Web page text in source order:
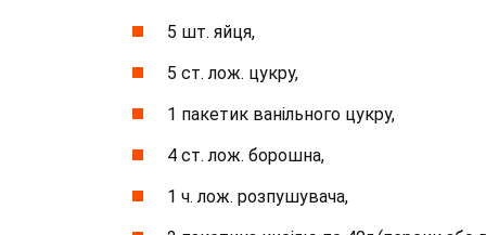
5 шт. яйця,
5 ст. лож. цукру,
1 пакетик ванільного цукру,
4 ст. лож. борошна,
1 ч. лож. розпушувача,